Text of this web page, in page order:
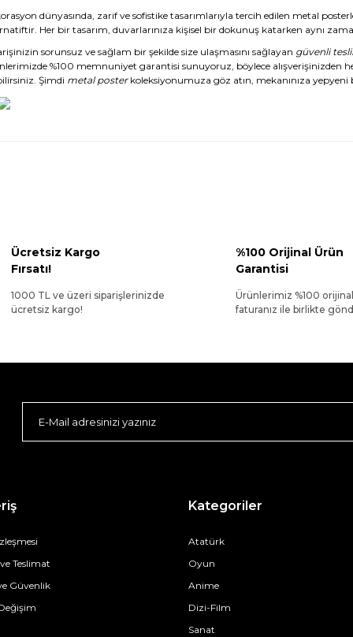
dünyasında, zarif ve sofistike tasarımlarıyla tercih edilen metal
Her bir tasarım, duvarlarınıza kişisel bir dokunuş katarken aynı
sorunsuz ve sağlam bir şekilde size ulaşmasını sağlayan güvenli
%100 memnuniyet garantisi sunuyoruz, böylece alışverişinizden
Şimdi metal posterkoleksiyonumuza göz atın, mekanınıza yepyeni
Ücretsiz Kargo
Fırsatı!
1000 TL ve üzeri siparişlerinizde
ücretsiz kargo!
%100 Orijinal Ürün
Garantisi
Ürünlerimiz %100
faturanız ile birlikte
Teslimat
Güvenlik
Kategoriler
Atatürk
Oyun
Anime
Dizi-Film
Sanat